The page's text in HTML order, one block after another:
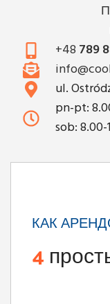
+48 789
ul.
pn-pt:
sob: 8.00-
КАК
4